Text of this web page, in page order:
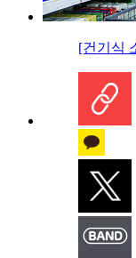
[건기식